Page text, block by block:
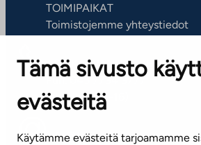
Tämä sivusto
evästeitä
Käytämme evästeitä tarjoamamme
TOIMIPAIKAT
Toimistojemme yhteystiedot
ASIAKASPALVELUKESKUS
Puh. 045 7734 3777
(arkisin klo 8-16)
info@ta.fi